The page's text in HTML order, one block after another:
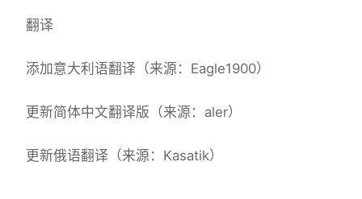
翻译
添加意大利语翻译（来源：Eagle1900）
更新简体中文翻译版（来源：aler）
更新俄语翻译（来源：Kasatik）